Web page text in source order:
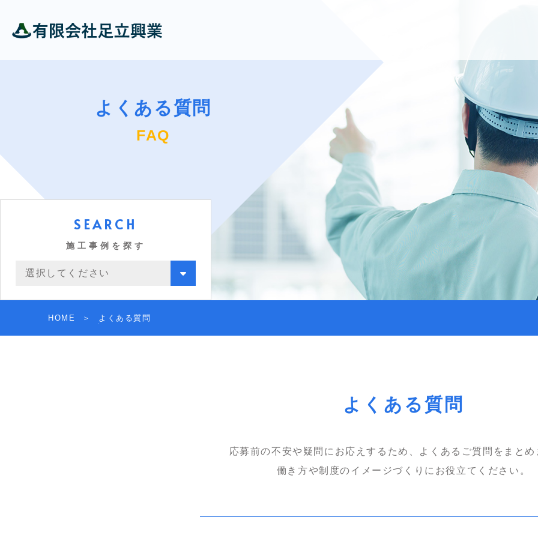
よくある質問
FAQ
SEARCH
施工事例を探す
HOME よくある質問
よくある質問
応募前の不安や疑問にお応えするため、よくあるご質問をまと
働き方や制度のイメージづくりにお役立てください。